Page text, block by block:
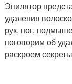
Эпилятор
удаления
рук, ног,
поговорим об
раскроем